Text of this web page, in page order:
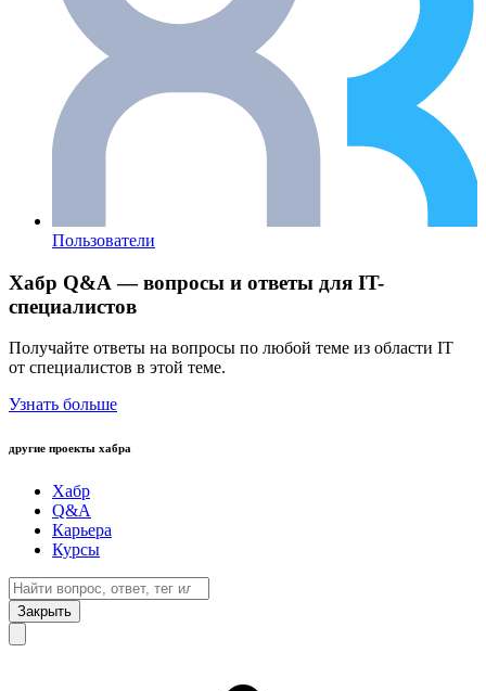
Пользователи
Хабр Q&A — вопросы и ответы для IT-
специалистов
Получайте ответы на вопросы по любой теме из области IT
от специалистов в этой теме.
Узнать больше
другие проекты хабра
Хабр
Q&A
Карьера
Курсы
Закрыть